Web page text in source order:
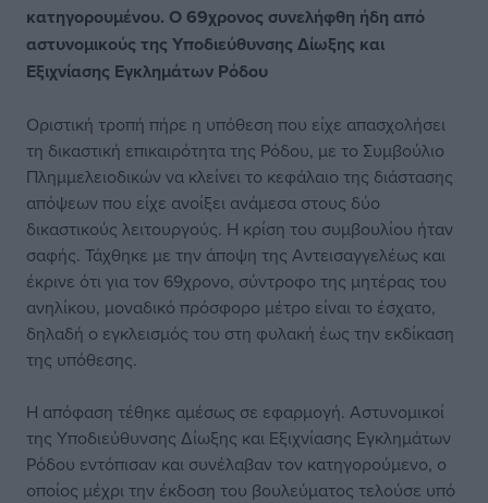
κατηγορουμένου. Ο 69χρονος συνελήφθη ήδη από
αστυνομικούς της Υποδιεύθυνσης Δίωξης και
Εξιχνίασης Εγκλημάτων Ρόδου
Οριστική τροπή πήρε η υπόθεση που είχε απασχολήσει
τη δικαστική επικαιρότητα της Ρόδου, με το Συμβούλιο
Πλημμελειοδικών να κλείνει το κεφάλαιο της διάστασης
απόψεων που είχε ανοίξει ανάμεσα στους δύο
δικαστικούς λειτουργούς. Η κρίση του συμβουλίου ήταν
σαφής. Τάχθηκε με την άποψη της Αντεισαγγελέως και
έκρινε ότι για τον 69χρονο, σύντροφο της μητέρας του
ανηλίκου, μοναδικό πρόσφορο μέτρο είναι το έσχατο,
δηλαδή ο εγκλεισμός του στη φυλακή έως την εκδίκαση
της υπόθεσης.
Η απόφαση τέθηκε αμέσως σε εφαρμογή. Αστυνομικοί
της Υποδιεύθυνσης Δίωξης και Εξιχνίασης Εγκλημάτων
Ρόδου εντόπισαν και συνέλαβαν τον κατηγορούμενο, ο
οποίος μέχρι την έκδοση του βουλεύματος τελούσε υπό